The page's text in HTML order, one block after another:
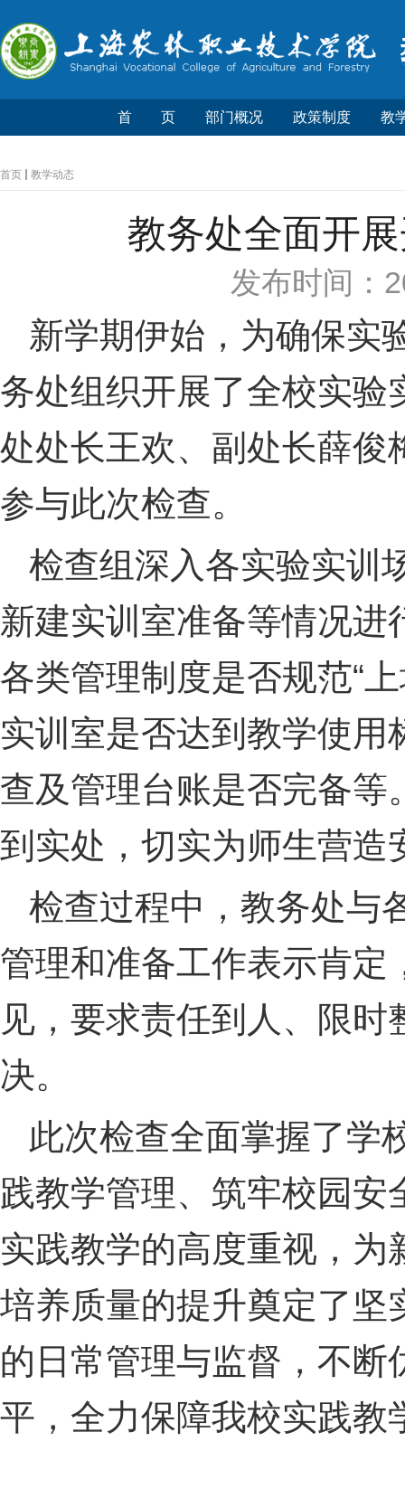
首 页 部门概况 政策制度 教
首页 教学动态
教务处全面开
发布时间：
新学期伊始，为确保实
务处组织开展了全校实
处处长王欢、副处长薛俊
参与此次检查。
检查组深入各实验实训
新建实训室准备等情况
各类管理制度是否规范“
实训室是否达到教学使
查及管理台账是否完备
到实处，切实为师生营
检查过程中，教务处与
管理和准备工作表示肯
见，要求责任到人、限
决。
此次检查全面掌握了学
践教学管理、筑牢校园
实践教学的高度重视，
培养质量的提升奠定了坚
的日常管理与监督，不
平，全力保障我校实践教